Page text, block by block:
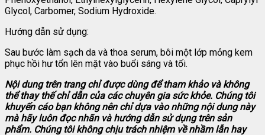
Glycol, Carbomer, Sodium Hydroxide.
Hướng dẫn sử dụng:
Sau bước làm sạch da và thoa serum, bôi một lớp mỏng kem
phục hồi hư tổn lên mặt vào buổi sáng và tối.
Nội dung trên trang chỉ được dùng để tham khảo và không
thể thay thế chỉ dẫn của các chuyên gia sức khỏe. Chúng tôi
khuyến cáo bạn không nên chỉ dựa vào những nội dung này
mà hãy luôn đọc nhãn và hướng dẫn sử dụng trên sản
phẩm. Chúng tôi không chịu trách nhiệm về nhầm lẫn hay